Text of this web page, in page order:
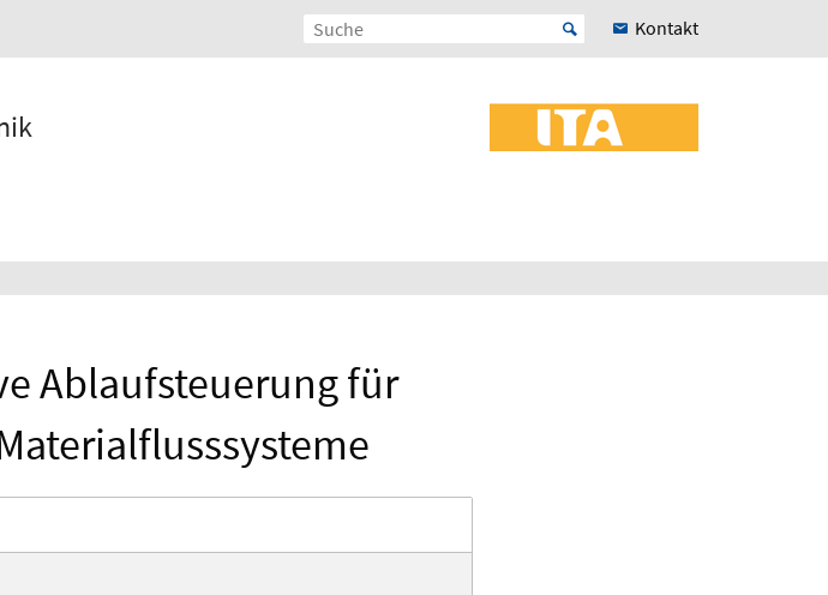
Kontakt
Ablaufsteuerung für